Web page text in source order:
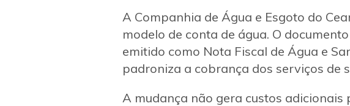
A Companhia de Água e Esgoto do
modelo de conta de água. O
emitido como Nota Fiscal de Água e
padroniza a cobrança dos serviços de
A mudança não gera custos